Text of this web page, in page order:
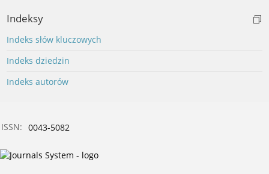
Indeksy
Indeks słów kluczowych
Indeks dziedzin
Indeks autorów
ISSN: 0043-5082